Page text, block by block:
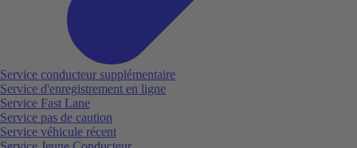
Service conducteur supplémentaire
Service d'enregistrement en ligne
Service Fast Lane
Service pas de caution
Service véhicule récent